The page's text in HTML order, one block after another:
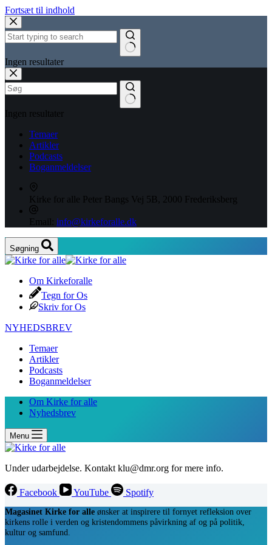
Fortsæt til indhold
Ingen resultater
Ingen resultater
Temaer
Artikler
Podcasts
Boganmeldelser
Kirke for alle Peter Bangs Vej 5B, 2000 Frederiksberg
Email: info@kirkeforalle.dk
Søgning
Om Kirkeforalle
Tegn for Os
Skriv for Os
NYHEDSBREV
Temaer
Artikler
Podcasts
Boganmeldelser
Om Kirke for alle
Nyhedsbrev
Menu
Under udarbejdelse. Kontakt klu@dmr.org for mere info.
Facebook YouTube Spotify
Magasinet Kirke for alle ønsker at inspirere til fornyet refleksion over
kirkens rolle i verden og kristendommens påvirkning af og på politik,
kultur og samfund.